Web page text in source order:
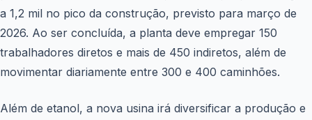
a 1,2 mil no pico da construção, previsto para março de
2026. Ao ser concluída, a planta deve empregar 150
trabalhadores diretos e mais de 450 indiretos, além de
movimentar diariamente entre 300 e 400 caminhões.
Além de etanol, a nova usina irá diversificar a produção e